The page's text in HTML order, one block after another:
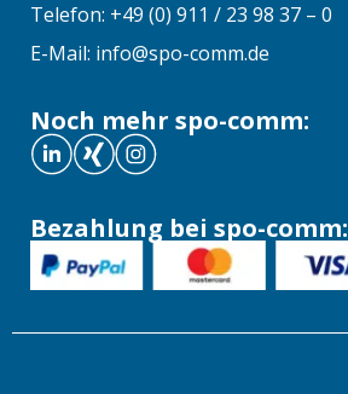
Telefon: +49 (0) 911 / 23 98 37 – 0
E-Mail: info@spo-comm.de
Noch mehr spo-comm:
Bezahlung bei spo-comm: